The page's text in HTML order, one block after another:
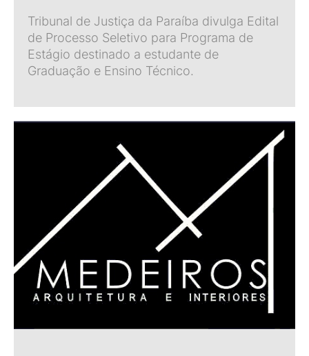
Tribunal de Justiça da Paraíba divulga Edital
de Processo Seletivo para Programa de
Estágio destinado a estudante de
Graduação e Ensino Técnico.